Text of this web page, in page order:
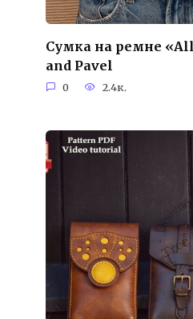
Сумка на ремне
and Pavel
0 2.4к.